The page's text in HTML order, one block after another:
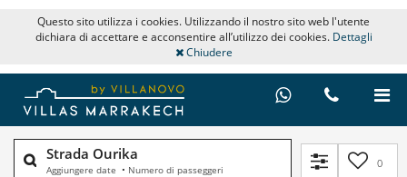
Questo sito utilizza i cookies. Utilizzando il nostro sito web l'utente
dichiara di accettare e acconsentire all’utilizzo dei cookies. Dettagli
Chiudere
Strada Ourika
Aggiungere date • Numero di passeggeri 0